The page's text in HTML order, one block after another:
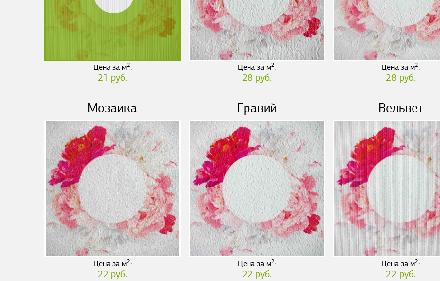
Цена за м2:
21 руб.
Цена за м2:
28 руб.
Цена за м2:
28 руб.
Мозаика
Цена за м2:
22 руб.
Гравий
Цена за м2:
22 руб.
Вельвет
Цена за м2:
22 руб.